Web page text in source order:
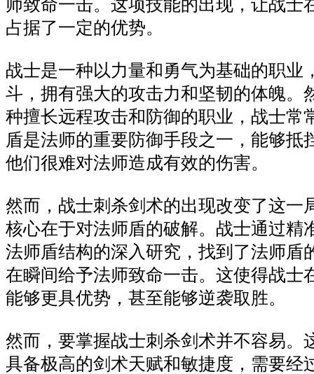
师致命一击。这项技能的出现，让战士
占据了一定的优势。
战士是一种以力量和勇气为基础的职业
斗，拥有强大的攻击力和坚韧的体魄。
种擅长远程攻击和防御的职业，战士常
盾是法师的重要防御手段之一，能够抵
他们很难对法师造成有效的伤害。
然而，战士刺杀剑术的出现改变了这一
核心在于对法师盾的破解。战士通过精
法师盾结构的深入研究，找到了法师盾
在瞬间给予法师致命一击。这使得战士
能够更具优势，甚至能够逆袭取胜。
然而，要掌握战士刺杀剑术并不容易。
具备极高的剑术天赋和敏捷度，需要经